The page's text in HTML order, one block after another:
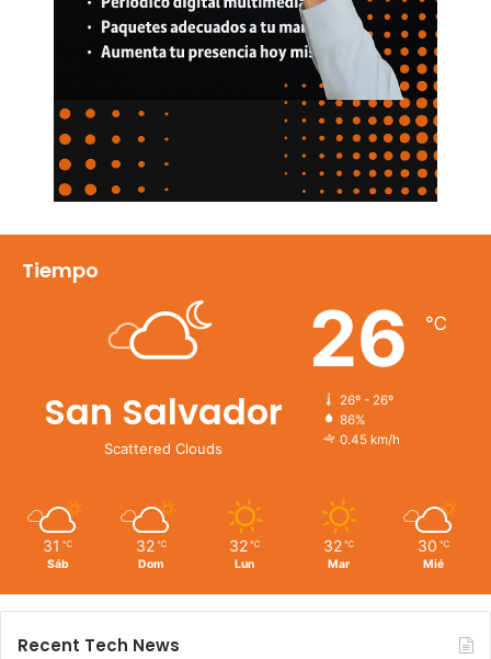
Tiempo
San Salvador
Scattered Clouds
26 ℃
26º - 26º
86%
0.45 km/h
31 ℃
Sáb
32 ℃
Dom
32 ℃
Lun
32 ℃
Mar
30 ℃
Mié
Recent Tech News